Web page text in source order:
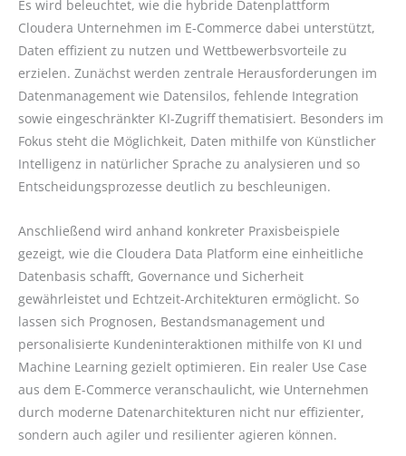
Es wird beleuchtet, wie die hybride Datenplattform
Cloudera Unternehmen im E-Commerce dabei unterstützt,
Daten effizient zu nutzen und Wettbewerbsvorteile zu
erzielen. Zunächst werden zentrale Herausforderungen im
Datenmanagement wie Datensilos, fehlende Integration
sowie eingeschränkter KI-Zugriff thematisiert. Besonders im
Fokus steht die Möglichkeit, Daten mithilfe von Künstlicher
Intelligenz in natürlicher Sprache zu analysieren und so
Entscheidungsprozesse deutlich zu beschleunigen.
Anschließend wird anhand konkreter Praxisbeispiele
gezeigt, wie die Cloudera Data Platform eine einheitliche
Datenbasis schafft, Governance und Sicherheit
gewährleistet und Echtzeit-Architekturen ermöglicht. So
lassen sich Prognosen, Bestandsmanagement und
personalisierte Kundeninteraktionen mithilfe von KI und
Machine Learning gezielt optimieren. Ein realer Use Case
aus dem E-Commerce veranschaulicht, wie Unternehmen
durch moderne Datenarchitekturen nicht nur effizienter,
sondern auch agiler und resilienter agieren können.